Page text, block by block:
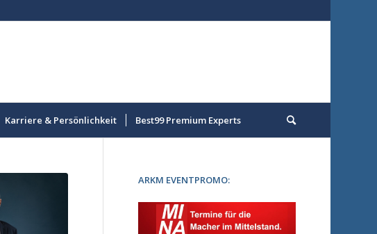
Karriere & Persönlichkeit Best99 Premium Experts
ARKM EVENTPROMO: